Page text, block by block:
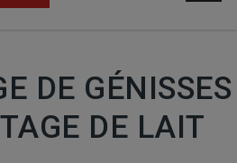
DE GÉNISSES
DE LAIT